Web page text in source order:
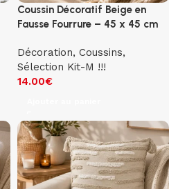
Coussin Décoratif Beige en
Fausse Fourrure – 45 x 45 cm
Décoration, Coussins,
Sélection Kit-M !!!
14.00€